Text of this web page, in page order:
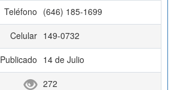
Teléfono (646) 185-1699
Celular 149-0732
Publicado 14 de Julio
272